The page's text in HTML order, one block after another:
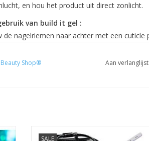
en hou het product uit direct zonlicht.
van build it gel :
de nagelriemen naar achter met een
nagel in vorm met een vijl
de eerste laag van de Biab aan. Blijf
Shop® Aan
SALE
Biab startpakket nr.4